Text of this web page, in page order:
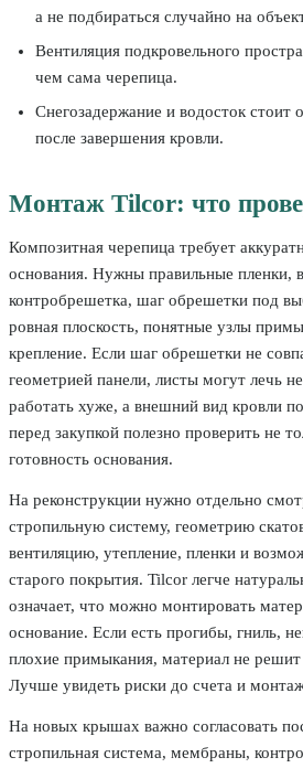
а не подбираться случайно на
Вентиляция подкровельного
чем сама черепица.
Снегозадержание и водосток стоит
после завершения кровли.
Монтаж Tilcor: что
Композитная черепица требует
основания. Нужны правильные пленки,
контробрешетка, шаг обрешетки под
ровная плоскость, понятные узлы
крепление. Если шаг обрешетки не
геометрией панели, листы могут лечь
работать хуже, а внешний вид кровли
перед закупкой полезно проверить не
готовность основания.
На реконструкции нужно отдельно
стропильную систему, геометрию
вентиляцию, утепление, пленки и
старого покрытия. Tilcor легче
означает, что можно монтировать
основание. Если есть прогибы, гниль,
плохие примыкания, материал не
Лучше увидеть риски до счета и
На новых крышах важно согласовать
стропильная система, мембраны,